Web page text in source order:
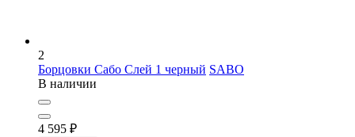
2
Борцовки Сабо Слей 1 черный SABO
В наличии
4 595 ₽